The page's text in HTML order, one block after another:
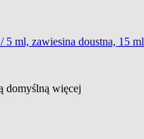
ml, zawiesina doustna, 15 ml
domyślną więcej